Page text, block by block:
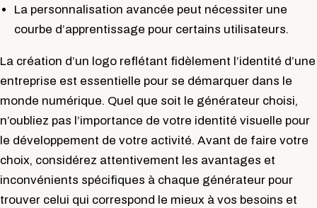
La personnalisation avancée peut nécessiter une
courbe d’apprentissage pour certains utilisateurs.
La création d’un logo reflétant fidèlement l’identité d’une
entreprise est essentielle pour se démarquer dans le
monde numérique. Quel que soit le générateur choisi,
n’oubliez pas l’importance de votre identité visuelle pour
le développement de votre activité. Avant de faire votre
choix, considérez attentivement les avantages et
inconvénients spécifiques à chaque générateur pour
trouver celui qui correspond le mieux à vos besoins et